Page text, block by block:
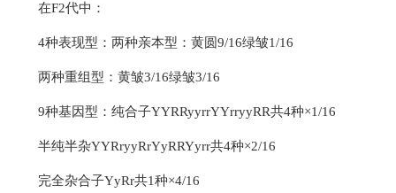
在F2代中：
4种表现型：两种亲本型：黄圆9/16绿皱1/16
两种重组型：黄皱3/16绿皱3/16
9种基因型：纯合子YYRRyyrrYYrryyRR共4种×1/16
半纯半杂YYRryyRrYyRRYyrr共4种×2/16
完全杂合子YyRr共1种×4/16